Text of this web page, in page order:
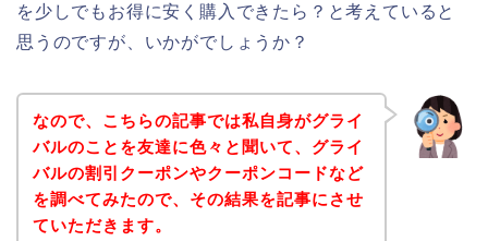
を少しでもお得に安く購入できたら？と考えていると
思うのですが、いかがでしょうか？
なので、こちらの記事では私自身がグライ
バルのことを友達に色々と聞いて、グライ
バルの割引クーポンやクーポンコードなど
を調べてみたので、その結果を記事にさせ
ていただきます。